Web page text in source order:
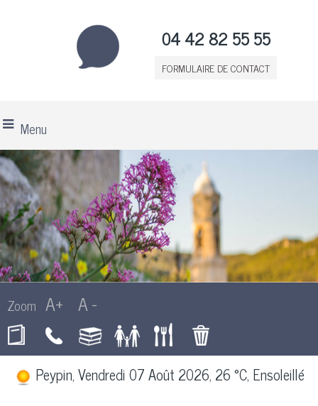
04 42 82 55 55
FORMULAIRE DE CONTACT
Menu
Peypin, Vendredi 07 Août 2026, 26 °C, Ensoleillé